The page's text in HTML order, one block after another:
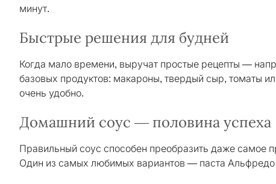
минут.
Быстрые решения для будней
Когда мало времени, выручат простые рецепты —
базовых продуктов: макароны, твердый сыр, томаты
очень удобно.
Домашний соус — половина успеха
Правильный соус способен преобразить даже самое
Один из самых любимых вариантов — паста Альфредо